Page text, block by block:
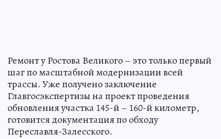
Ремонт у Ростова Великого – это только первый
шаг по масштабной модернизации всей
трассы. Уже получено заключение
Главгосэкспертизы на проект проведения
обновления участка 145-й – 160-й километр,
готовится документация по обходу
Переславля-Залесского.